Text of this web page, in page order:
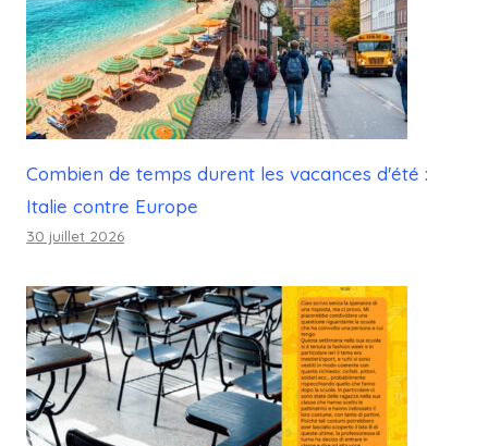
Combien de temps durent les vacances d'été :
Italie contre Europe
30 juillet 2026